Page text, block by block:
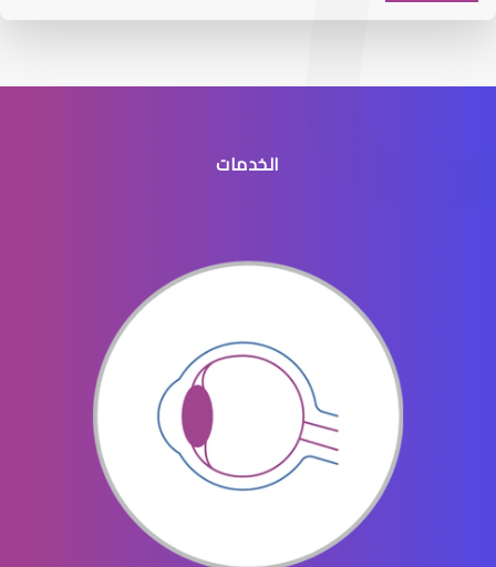
القرنية والقزحية
الخدمات